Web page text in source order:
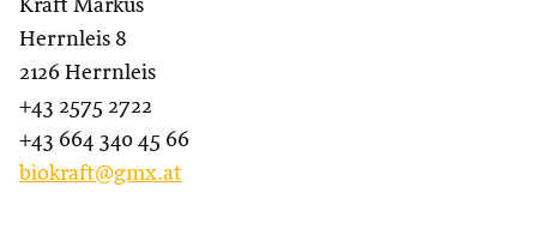
Kraft Markus
Herrnleis 8
2126 Herrnleis
+43 2575 2722
+43 664 340 45 66
biokraft@gmx.at